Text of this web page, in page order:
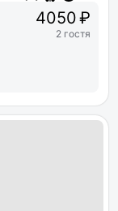
4050 ₽
2 гостя